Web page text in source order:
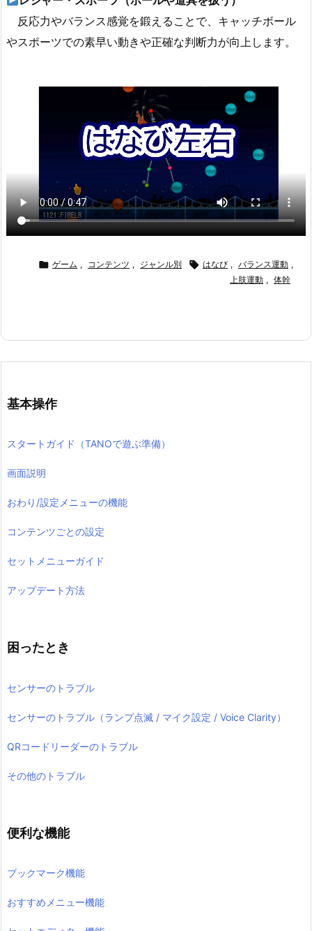
反応力やバランス感覚を鍛えることで、キャッチボール
やスポーツでの素早い動きや正確な判断力が向上します。
 ゲーム , コンテンツ , ジャンル別  はなび , バランス運動 ,
上肢運動 , 体幹
基本操作
スタートガイド（TANOで遊ぶ準備）
画面説明
おわり/設定メニューの機能
コンテンツごとの設定
セットメニューガイド
アップデート方法
困ったとき
センサーのトラブル
センサーのトラブル（ランプ点滅 / マイク設定 / Voice Clarity）
QRコードリーダーのトラブル
その他のトラブル
便利な機能
ブックマーク機能
おすすめメニュー機能